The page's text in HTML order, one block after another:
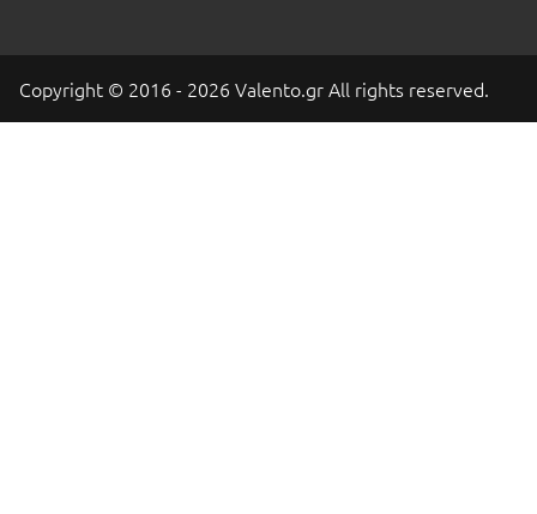
Copyright © 2016 - 2026 Valento.gr All rights reserved.